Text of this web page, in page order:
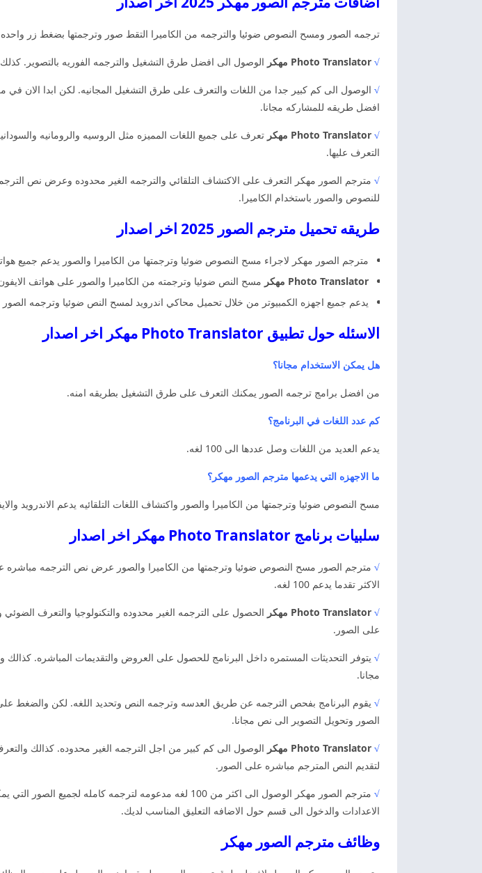
ترجمه الصور ومسح النصوص ضوئيا والترجمه من الكاميرا التقط صور وترجمتها بضغط زر
√ Photo Translator مهكر الوصول الى افضل طرق التشغيل والترجمه الفوريه بالتصوير.
√ الوصول الى كم كبير جدا من اللغات والتعرف على طرق التشغيل المجانيه. لكن ابدا الان
افضل طريقه للمشاركه مجانا.
√ Photo Translator مهكر
تعرف على جميع اللغات المميزه مثل الروسيه والرومانيه
التعرف عليها.
√ مترجم الصور مهكر التعرف على الاكتشاف التلقائي والترجمه الغير محدوده وعرض نص
للنصوص والصور باستخدام الكاميرا.
طريقه تحميل مترجم الصور 2025 اخر اصدار
مترجم الصور مهكر لاجراء مسح النصوص ضوئيا وترجمتها من الكاميرا والصور يدعم جميع
Photo Translator مهكر
مسح النص ضوئيا وترجمته من الكاميرا والصور على هواتف
يدعم جميع اجهزه الكمبيوتر من خلال تحميل محاكي اندرويد لمسح النص ضوئيا وترجمه الصور
الاسئله حول تطبيق Photo Translator مهكر اخر اصدار
هل يمكن الاستخدام مجانا؟
من افضل برامج ترجمه الصور يمكنك التعرف على طرق التشغيل بطريقه امنه.
كم عدد اللغات في البرنامج؟
يدعم العديد من اللغات وصل عددها الى 100 لغه.
ما الاجهزه التي يدعمها مترجم الصور مهكر؟
مسح النصوص ضوئيا وترجمتها من الكاميرا والصور واكتشاف اللغات التلقائيه يدعم الاندرويد
سلبيات برنامج Photo Translator مهكر اخر اصدار
√ مترجم الصور مسح النصوص ضوئيا وترجمتها من الكاميرا والصور عرض نص الترجمه مباشره
الاكثر تقدما يدعم 100 لغه.
√ Photo Translator مهكر
على الصور.
√ يتوفر التحديثات المستمره داخل البرنامج للحصول على العروض والتقديمات المباشره.
مجانا.
√ يقوم البرنامج بفحص الترجمه عن طريق العدسه وترجمه النص وتحديد اللغه. لكن والضغط
الصور وتحويل التصوير الى نص مجانا.
√ Photo Translator مهكر
لتقديم النص المترجم مباشره على الصور.
√
مترجم الصور مهكر الوصول الى اكثر من 100 لغه مدعومه
الاعدادات والدخول الى قسم حول الاضافه التعليق المناسب لديك.
وظائف مترجم الصور مهكر